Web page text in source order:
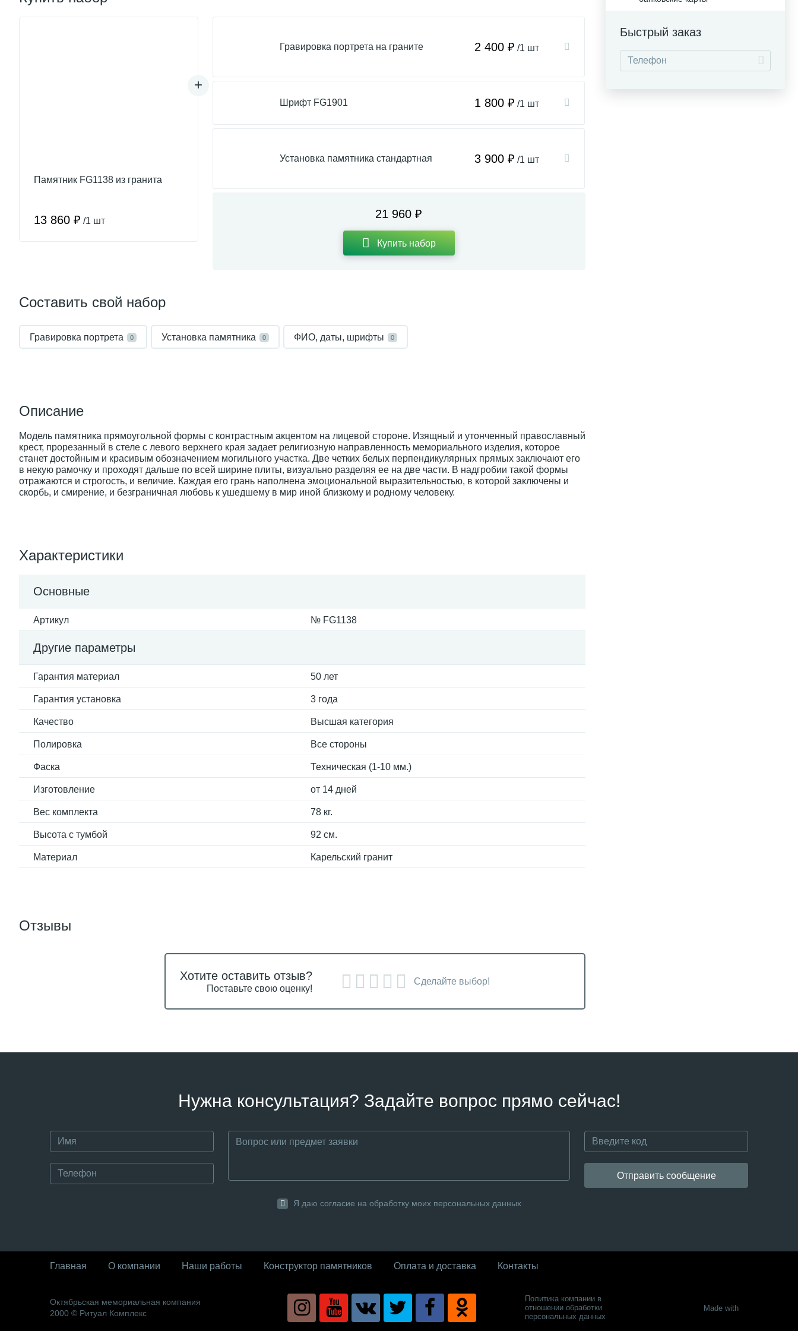
Памятник FG1138 из гранита
13 860 ₽ /1 шт
Гравировка портрета на граните 2 400 ₽ /1 шт
Шрифт FG1901 1 800 ₽ /1 шт
Установка памятника стандартная 3 900 ₽ /1 шт
21 960 ₽
Купить набор
Составить свой набор
Гравировка портрета 0 Установка памятника 0 ФИО, даты, шрифты 0
Описание
Модель памятника прямоугольной формы с контрастным акцентом на лицевой стороне. Изящный и утонченный православный
крест, прорезанный в стеле с левого верхнего края задает религиозную направленность мемориального изделия, которое
станет достойным и красивым обозначением могильного участка. Две четких белых перпендикулярных прямых заключают его
в некую рамочку и проходят дальше по всей ширине плиты, визуально разделяя ее на две части. В надгробии такой формы
отражаются и строгость, и величие. Каждая его грань наполнена эмоциональной выразительностью, в которой заключены и
скорбь, и смирение, и безграничная любовь к ушедшему в мир иной близкому и родному человеку.
Характеристики
Основные
Артикул № FG1138
Другие параметры
Гарантия материал 50 лет
Гарантия установка 3 года
Качество Высшая категория
Полировка Все стороны
Фаска Техническая (1-10 мм.)
Изготовление от 14 дней
Вес комплекта 78 кг.
Высота с тумбой 92 см.
Материал Карельский гранит
Быстрый заказ
Отзывы
Хотите оставить отзыв?
Поставьте свою оценку!
Сделайте выбор!
Нужна консультация? Задайте вопрос прямо сейчас!
Отправить сообщение
Я даю согласие на обработку моих персональных данных
Главная О компании Наши работы Конструктор памятников Оплата и доставка Контакты
Октябрьская мемориальная компания
2000 © Ритуал Комплекс
Политика компании в
отношении обработки
персональных данных
Made with